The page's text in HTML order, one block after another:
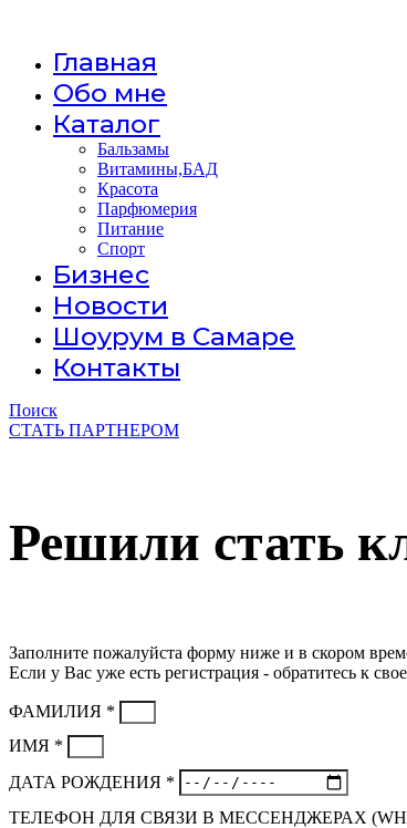
Главная
Обо мне
Каталог
Бальзамы
Витамины,БАД
Красота
Парфюмерия
Питание
Спорт
Бизнес
Новости
Шоурум в Самаре
Контакты
Поиск
СТАТЬ ПАРТНЕРОМ
Решили стать
Заполните пожалуйста форму ниже и в скором
Если у Вас уже есть регистрация - обратитесь к
ФАМИЛИЯ *
ИМЯ *
ДАТА РОЖДЕНИЯ *
ТЕЛЕФОН ДЛЯ СВЯЗИ В МЕССЕНДЖЕРАХ